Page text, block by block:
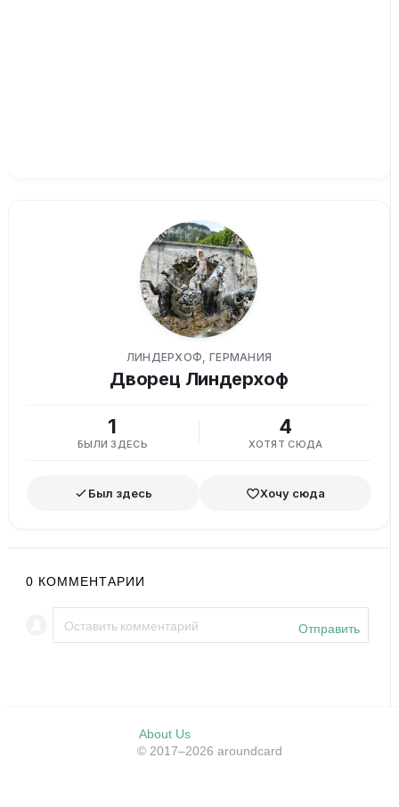
ЛИНДЕРХОФ, ГЕРМАНИЯ
Дворец Линдерхоф
1
БЫЛИ ЗДЕСЬ
4
ХОТЯТ СЮДА
Был здесь Хочу сюда
0 КОММЕНТАРИИ
Отправить
About Us
© 2017–2026 aroundcard